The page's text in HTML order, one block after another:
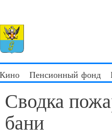
Пенсионный фонд
Сводка
бани